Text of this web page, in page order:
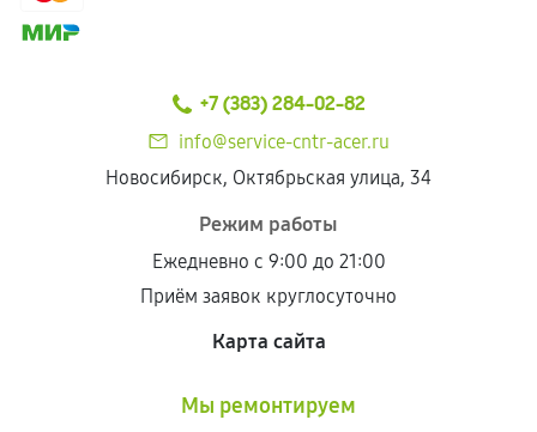
+7 (383) 284-02-82
info@service-cntr-acer.ru
Новосибирск, Октябрьская улица, 34
Режим работы
Ежедневно с 9:00 до 21:00
Приём заявок круглосуточно
Карта сайта
Мы ремонтируем